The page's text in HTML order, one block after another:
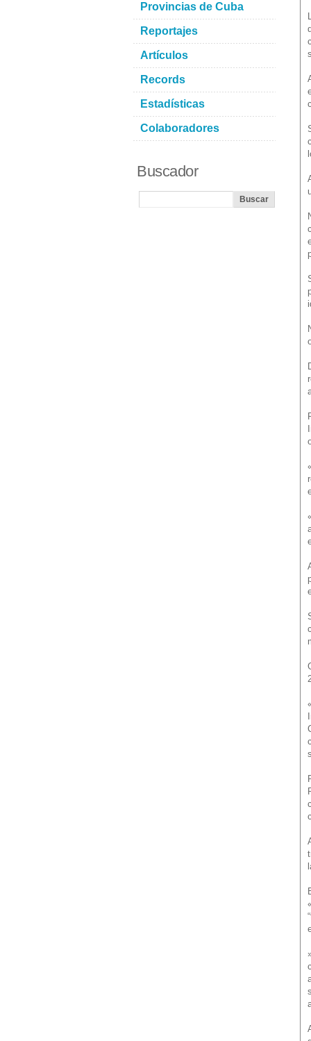
Provincias de Cuba
Reportajes
Artículos
Records
Estadísticas
Colaboradores
Buscador